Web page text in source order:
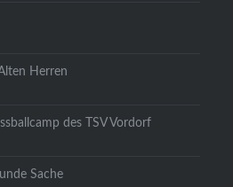
Herren
des TSV Vordorf
Sache